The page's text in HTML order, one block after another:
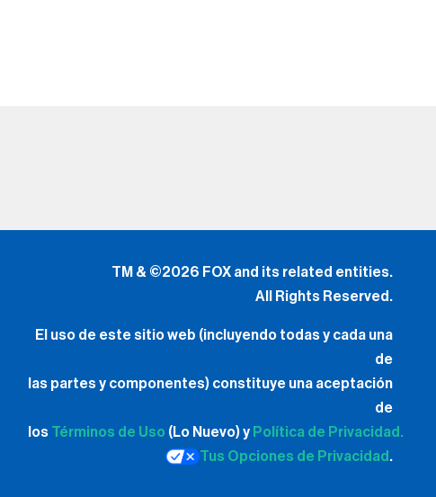
TM & ©2026 FOX and its related entities.
All Rights Reserved.
El uso de este sitio web (incluyendo todas y cada una
de
las partes y componentes) constituye una aceptación
de
los Términos de Uso (Lo Nuevo) y Política de Privacidad.
Tus Opciones de Privacidad .